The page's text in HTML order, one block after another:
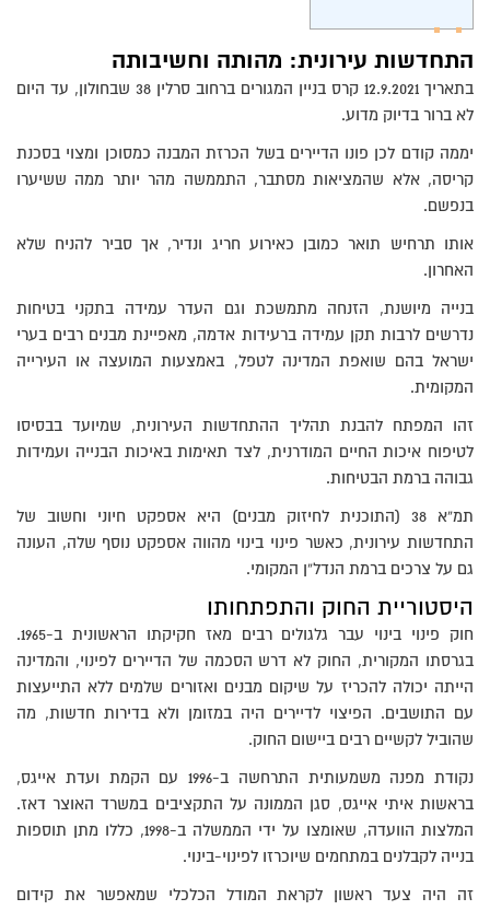
התחדשות עירונית: מהותה וחשיבותה
בתאריך 12.9.2021 קרס בניין המגורים ברחוב סרלין 38 שבחולון, עד היום
לא ברור בדיוק מדוע.
יממה קודם לכן פונו הדיירים בשל הכרזת המבנה כמסוכן ומצוי בסכנת
קריסה, אלא שהמציאות מסתבר, התממשה מהר יותר ממה ששיערו
בנפשם.
אותו תרחיש תואר כמובן כאירוע חריג ונדיר, אך סביר להניח שלא
האחרון.
בנייה מיושנת, הזנחה מתמשכת וגם העדר עמידה בתקני בטיחות
נדרשים לרבות תקן עמידה ברעידות אדמה, מאפיינת מבנים רבים בערי
ישראל בהם שואפת המדינה לטפל, באמצעות המועצה או העירייה
המקומית.
זהו המפתח להבנת תהליך ההתחדשות העירונית, שמיועד בבסיסו
לטיפוח איכות החיים המודרנית, לצד תאימות באיכות הבנייה ועמידות
גבוהה ברמת הבטיחות.
תמ”א 38 (התוכנית לחיזוק מבנים) היא אספקט חיוני וחשוב של
התחדשות עירונית, כאשר פינוי בינוי מהווה אספקט נוסף שלה, העונה
גם על צרכים ברמת הנדל”ן המקומי.
היסטוריית החוק והתפתחותו
חוק פינוי בינוי עבר גלגולים רבים מאז חקיקתו הראשונית ב-1965.
בגרסתו המקורית, החוק לא דרש הסכמה של הדיירים לפינוי, והמדינה
הייתה יכולה להכריז על שיקום מבנים ואזורים שלמים ללא התייעצות
עם התושבים. הפיצוי לדיירים היה במזומן ולא בדירות חדשות, מה
שהוביל לקשיים רבים ביישום החוק.
נקודת מפנה משמעותית התרחשה ב-1996 עם הקמת ועדת אייגס,
בראשות איתי אייגס, סגן הממונה על התקציבים במשרד האוצר דאז.
המלצות הוועדה, שאומצו על ידי הממשלה ב-1998, כללו מתן תוספות
בנייה לקבלנים במתחמים שיוכרזו לפינוי-בינוי.
זה היה צעד ראשון לקראת המודל הכלכלי שמאפשר את קידום